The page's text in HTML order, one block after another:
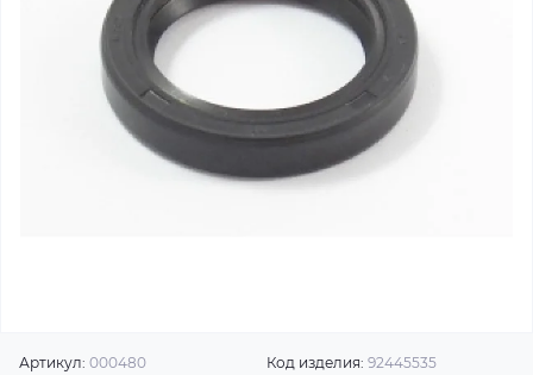
Артикул: 000480 Код изделия: 92445535